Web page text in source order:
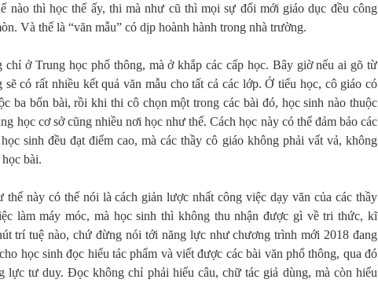
nào thì học thế ấy, thi mà như cũ thì mọi sự đổi mới giáo dục đều công
Và thế là “văn mẫu” có dịp hoành hành trong nhà trường.
chỉ ở Trung học phổ thông, mà ở khắp các cấp học. Bây giờ nếu ai gõ từ
sẽ có rất nhiều kết quả văn mẫu cho tất cả các lớp. Ở tiểu học, cô giáo có
ba bốn bài, rồi khi thi cô chọn một trong các bài đó, học sinh nào thuộc
học cơ sở cũng nhiều nơi học như thế. Cách học này có thể đảm bảo các
sinh đều đạt điểm cao, mà các thầy cô giáo không phải vất vả, không
bài.
thế này có thể nói là cách giản lược nhất công việc dạy văn của các thầy
làm máy móc, mà học sinh thì không thu nhận được gì về tri thức, kĩ
trí tuệ nào, chứ đừng nói tới năng lực như chương trình mới 2018 đang
học sinh đọc hiểu tác phẩm và viết được các bài văn phổ thông, qua đó
lực tư duy. Đọc không chỉ phải hiểu câu, chữ tác giả dùng, mà còn hiểu